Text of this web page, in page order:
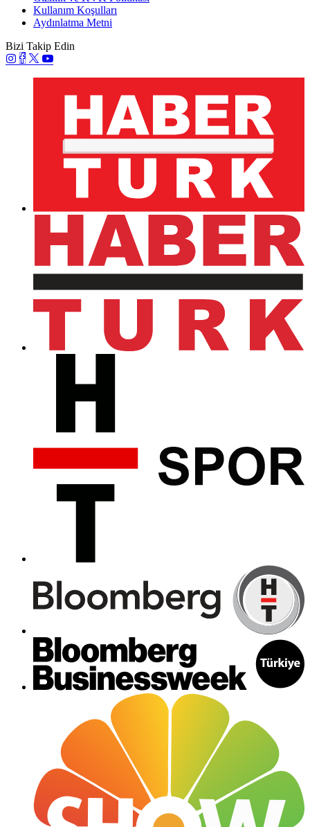
Kullanım Koşulları
Aydınlatma Metni
Bizi Takip Edin